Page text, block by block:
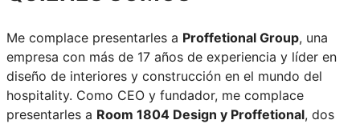
Me complace presentarles a Proffetional Group, una
empresa con más de 17 años de experiencia y líder en
diseño de interiores y construcción en el mundo del
hospitality. Como CEO y fundador, me complace
presentarles a Room 1804 Design y Proffetional, dos